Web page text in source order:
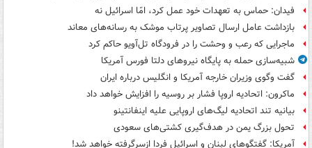
فیدان: حماس به تعهدات خود عمل کرد، امّا اسرائیل نه
بازداشت عامل ارسال تصاویر پرتاب موشک به رسانه‌های معاند
ماجرایی که رعب و وحشت را در فرودگاه تل‌آویو حاکم کرد
شبیه‌سازی حمله به پایگاه نیروهای دلتا فورس آمریکا
گفت وگوی وزیران خارجه آمریکا و انگلیس درباره ایران
ماکرون: اتحادیه اروپا فشار بر روسیه را افزایش خواهد داد
بیانیه تند اتحادیه لیگ‌های اروپایی علیه اینفانتینو
تحول بزرگ یمن در هدف‌گیری کشتی‌های سعودی
آمریکا: گفتگوهای لبنان و اسرائیل فردا ازسرگرفته خواهد شد!